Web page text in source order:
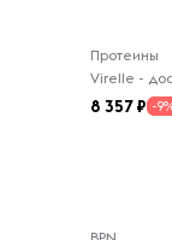
Протеины
8 357 -